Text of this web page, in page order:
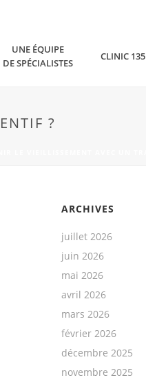
UNE ÉQUIPE
DE SPÉCIALISTES
CLINIC 135
?
ARCHIVES
juillet 2026
juin 2026
mai 2026
avril 2026
mars 2026
février 2026
décembre 2025
novembre 2025